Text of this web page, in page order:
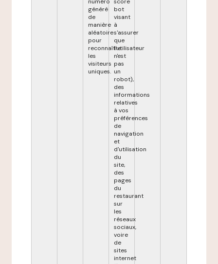
généré
de
manière
aléatoire
pour
reconnaître
les
visiteurs
uniques.
bot
visant
à
s'assurer
que
l'utilisateur
n'est
pas
un
robot),
des
informations
relatives
à vos
préférences
de
navigation
et
d'utilisation
du
site,
des
pages
du
restaurant
sur
les
réseaux
sociaux,
voire
de
sites
internet